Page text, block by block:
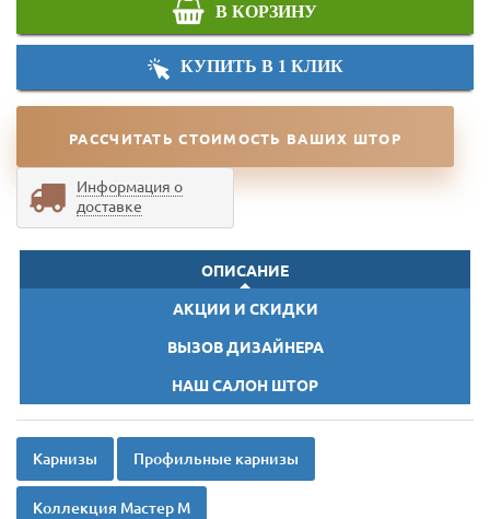
В КОРЗИНУ
КУПИТЬ В 1 КЛИК
РАССЧИТАТЬ СТОИМОСТЬ ВАШИХ ШТОР
Информация о
доставке
ОПИСАНИЕ
АКЦИИ И СКИДКИ
ВЫЗОВ ДИЗАЙНЕРА
НАШ САЛОН ШТОР
Карнизы Профильные карнизы
Коллекция Мастер М